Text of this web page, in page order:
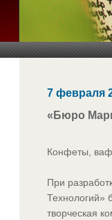
7 февраля
«Бюро
Конфеты,
При
Технологий»
творческая